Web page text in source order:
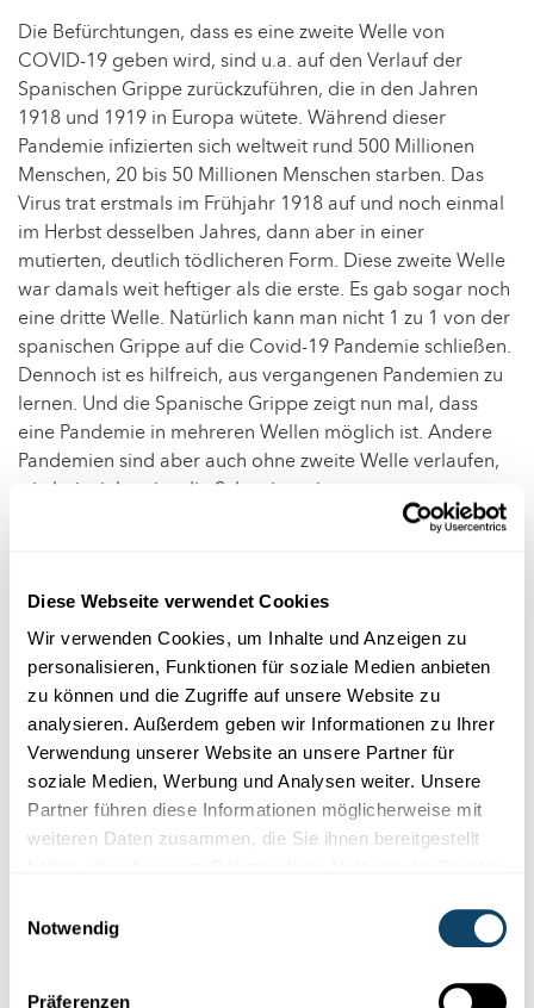
Diese Webseite verwendet Cookies
Wir verwenden Cookies, um Inhalte und Anzeigen zu
personalisieren, Funktionen für soziale Medien anbieten
zu können und die Zugriffe auf unsere Website zu
analysieren. Außerdem geben wir Informationen zu Ihrer
Verwendung unserer Website an unsere Partner für
soziale Medien, Werbung und Analysen weiter. Unsere
Partner führen diese Informationen möglicherweise mit
weiteren Daten zusammen, die Sie ihnen bereitgestellt
Notwendig
Präferenzen
Die Befürchtungen, dass es eine zweite Welle von
COVID-19 geben wird, sind u.a. auf den Verlauf der
Spanischen Grippe zurückzuführen, die in den Jahren
1918 und 1919 in Europa wütete. Während dieser
Pandemie infizierten sich weltweit rund 500 Millionen
Menschen, 20 bis 50 Millionen Menschen starben. Das
Virus trat erstmals im Frühjahr 1918 auf und noch einmal
im Herbst desselben Jahres, dann aber in einer
mutierten, deutlich tödlicheren Form. Diese zweite Welle
war damals weit heftiger als die erste. Es gab sogar noch
eine dritte Welle. Natürlich kann man nicht 1 zu 1 von der
spanischen Grippe auf die Covid-19 Pandemie schließen.
Dennoch ist es hilfreich, aus vergangenen Pandemien zu
lernen. Und die Spanische Grippe zeigt nun mal, dass
eine Pandemie in mehreren Wellen möglich ist. Andere
Pandemien sind aber auch ohne zweite Welle verlaufen,
wie beispielsweise die Schweinegrippe.
Gemeinfrei,